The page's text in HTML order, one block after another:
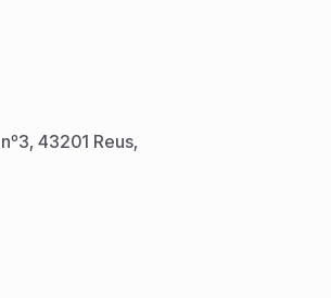
43201 Reus,